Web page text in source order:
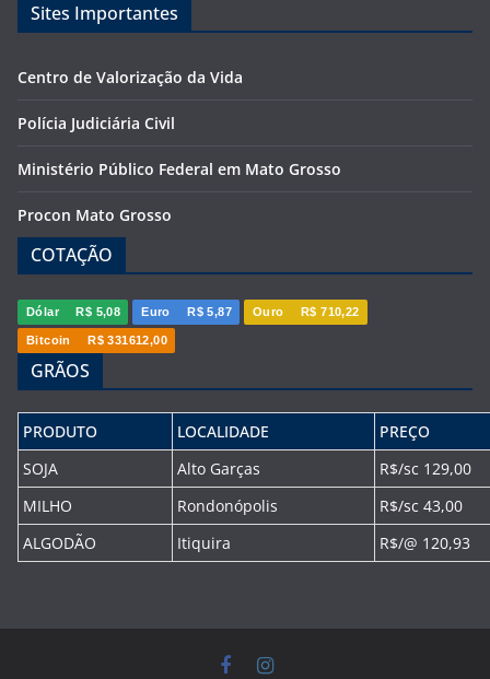
Sites Importantes
Centro de Valorização da Vida
Polícia Judiciária Civil
Ministério Público Federal em Mato Grosso
Procon Mato Grosso
COTAÇÃO
Dólar R$ 5,08 Euro R$ 5,87 Ouro R$ 710,22
Bitcoin R$ 331612,00
GRÃOS
PRODUTO LOCALIDADE
PREÇO
SOJA
Alto Garças
R$/sc 129,00
MILHO
Rondonópolis
R$/sc 43,00
ALGODÃO
Itiquira R$/@ 120,93